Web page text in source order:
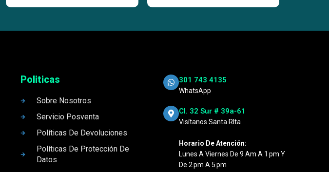
Politicas
Sobre Nosotros
Servicio Posventa
Políticas De Devoluciones
Políticas De Protección De
Datos
301 743 4135
WhatsApp
Cl. 32 Sur # 39a-61
Visítanos Santa RIta
Horario De Atención:
Lunes A Viernes De 9 Am A 1 Pm Y
De 2 Pm A 5 Pm